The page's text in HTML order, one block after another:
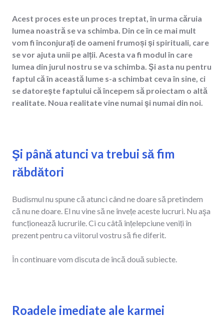
Acest proces este un proces treptat, în urma căruia
lumea noastră se va schimba. Din ce în ce mai mult
vom fi înconjurați de oameni frumoși şi spirituali, care
se vor ajuta unii pe alții. Acesta va fi modul în care
lumea din jurul nostru se va schimba. Şi asta nu pentru
faptul că în această lume s-a schimbat ceva în sine, ci
se datoreşte faptului că începem să proiectam o altă
realitate. Noua realitate vine numai şi numai din noi.
Şi până atunci va trebui să fim
răbdători
Budismul nu spune că atunci când ne doare să pretindem
că nu ne doare. El nu vine să ne învețe aceste lucruri. Nu aşa
funcționează lucrurile. Ci cu câtă înțelepciune veniți în
prezent pentru ca viitorul vostru să fie diferit.
În continuare vom discuta de încă două subiecte.
Roadele imediate ale karmei